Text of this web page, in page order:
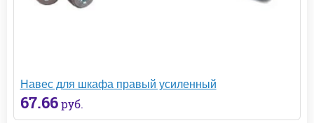
Навес для шкафа правый усиленный
67.66 руб.